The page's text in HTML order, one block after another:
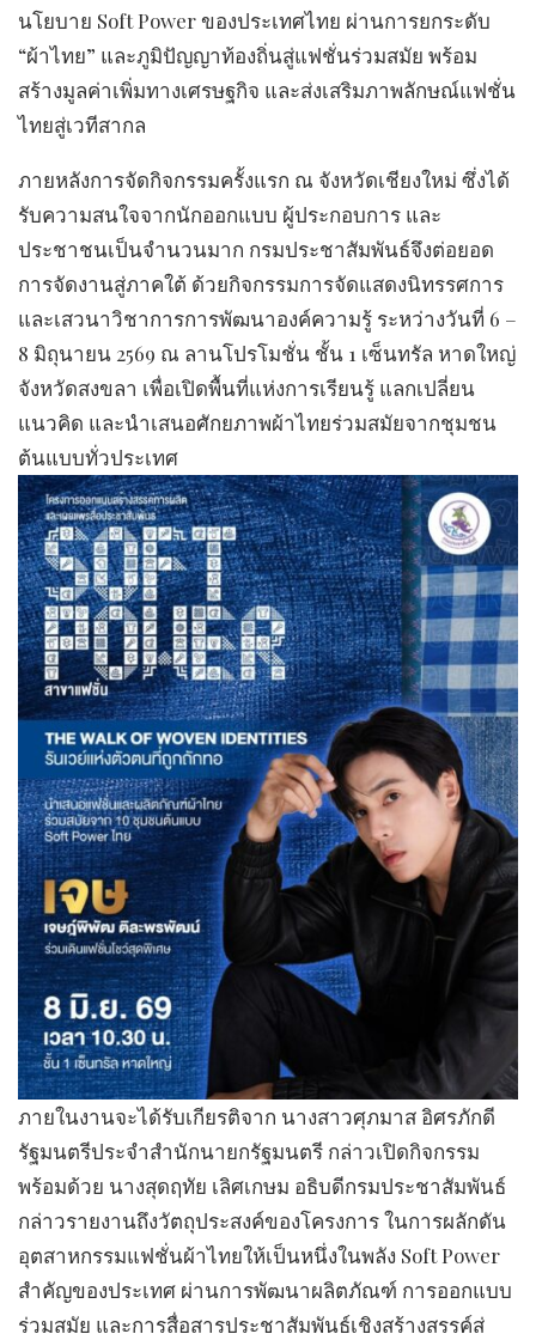
นโยบาย Soft Power ของประเทศไทย ผ่านการยกระดับ
“ผ้าไทย” และภูมิปัญญาท้องถิ่นสู่แฟชั่นร่วมสมัย พร้อม
สร้างมูลค่าเพิ่มทางเศรษฐกิจ และส่งเสริมภาพลักษณ์แฟชั่น
ไทยสู่เวทีสากล
ภายหลังการจัดกิจกรรมครั้งแรก ณ จังหวัดเชียงใหม่ ซึ่งได้
รับความสนใจจากนักออกแบบ ผู้ประกอบการ และ
ประชาชนเป็นจำนวนมาก กรมประชาสัมพันธ์จึงต่อยอด
การจัดงานสู่ภาคใต้ ด้วยกิจกรรมการจัดแสดงนิทรรศการ
และเสวนาวิชาการการพัฒนาองค์ความรู้ ระหว่างวันที่ 6 –
8 มิถุนายน 2569 ณ ลานโปรโมชั่น ชั้น 1 เซ็นทรัล หาดใหญ่
จังหวัดสงขลา เพื่อเปิดพื้นที่แห่งการเรียนรู้ แลกเปลี่ยน
แนวคิด และนำเสนอศักยภาพผ้าไทยร่วมสมัยจากชุมชน
ต้นแบบทั่วประเทศ
ภายในงานจะได้รับเกียรติจาก นางสาวศุภมาส อิศรภักดี
รัฐมนตรีประจำสำนักนายกรัฐมนตรี กล่าวเปิดกิจกรรม
พร้อมด้วย นางสุดฤทัย เลิศเกษม อธิบดีกรมประชาสัมพันธ์
กล่าวรายงานถึงวัตถุประสงค์ของโครงการ ในการผลักดัน
อุตสาหกรรมแฟชั่นผ้าไทยให้เป็นหนึ่งในพลัง Soft Power
สำคัญของประเทศ ผ่านการพัฒนาผลิตภัณฑ์ การออกแบบ
ร่วมสมัย และการสื่อสารประชาสัมพันธ์เชิงสร้างสรรค์สู่